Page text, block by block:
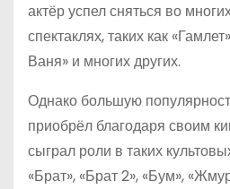
актёр успел сняться во
спектаклях, таких как
Ваня» и многих других.
Однако большую
приобрёл благодаря своим
сыграл роли в таких
«Брат», «Брат 2», «Бум»,